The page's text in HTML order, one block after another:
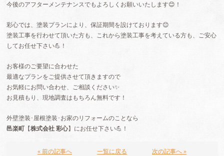
今後のアフターメンテナンスでもよろしくお願いいたします😊！
彩心では、塗装プランにより、保証期間を設けております😊
塗装工事を行わせて頂いた方も、これから塗装工事を考えている方も、ご安心
してお任せ下さい💪！
お客様のご要望に合わせた
最適なプランをご提供させて頂きますので
お気軽にお問い合わせ、ご相談ください✨️
お見積もり、現地調査はもちろん無料です！
外壁塗装 ･ 屋根塗装 ･ お家のリフォームのことなら
邑楽町【株式会社 彩心】 にお任せ下さい💪！
« 前の記事へ 一覧に戻る 次の記事へ »